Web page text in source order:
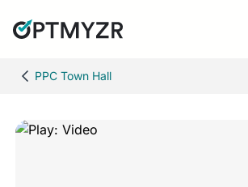
PPC Town Hall